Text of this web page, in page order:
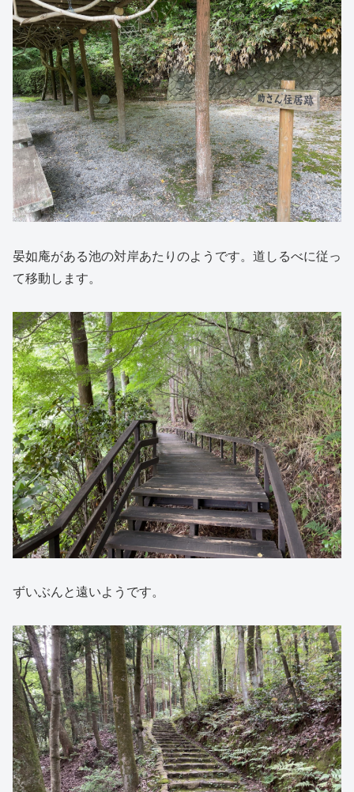
晏如庵がある池の対岸あたりのようです。道しるべに従っ
て移動します。
ずいぶんと遠いようです。